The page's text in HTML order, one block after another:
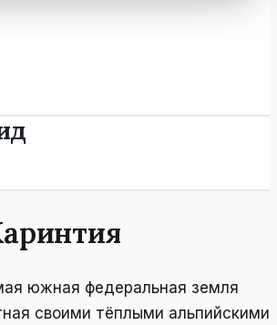
южная федеральная земля
своими тёплыми альпийскими